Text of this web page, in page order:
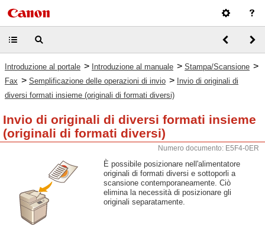
Introduzione al portale > Introduzione al manuale > Stampa/Scansione >
Fax > Semplificazione delle operazioni di invio > Invio di originali di
diversi formati insieme (originali di formati diversi)
Invio di originali di diversi formati insieme
(originali di formati diversi)
Numero documento: E5F4-0ER
È possibile posizionare nell'alimentatore
originali di formati diversi e sottoporli a
scansione contemporaneamente. Ciò
elimina la necessità di posizionare gli
originali separatamente.